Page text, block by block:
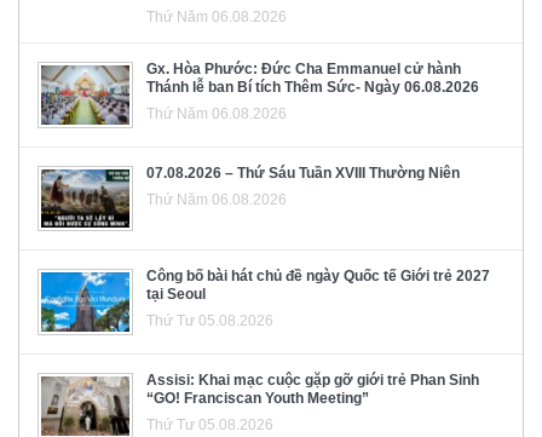
Thứ Năm 06.08.2026
Gx. Hòa Phước: Đức Cha Emmanuel cử hành
Thánh lễ ban Bí tích Thêm Sức- Ngày 06.08.2026
Thứ Năm 06.08.2026
07.08.2026 – Thứ Sáu Tuần XVIII Thường Niên
Thứ Năm 06.08.2026
Công bố bài hát chủ đề ngày Quốc tế Giới trẻ 2027
tại Seoul
Thứ Tư 05.08.2026
Assisi: Khai mạc cuộc gặp gỡ giới trẻ Phan Sinh
“GO! Franciscan Youth Meeting”
Thứ Tư 05.08.2026